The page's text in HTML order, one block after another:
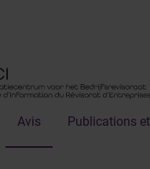
Avis Publications